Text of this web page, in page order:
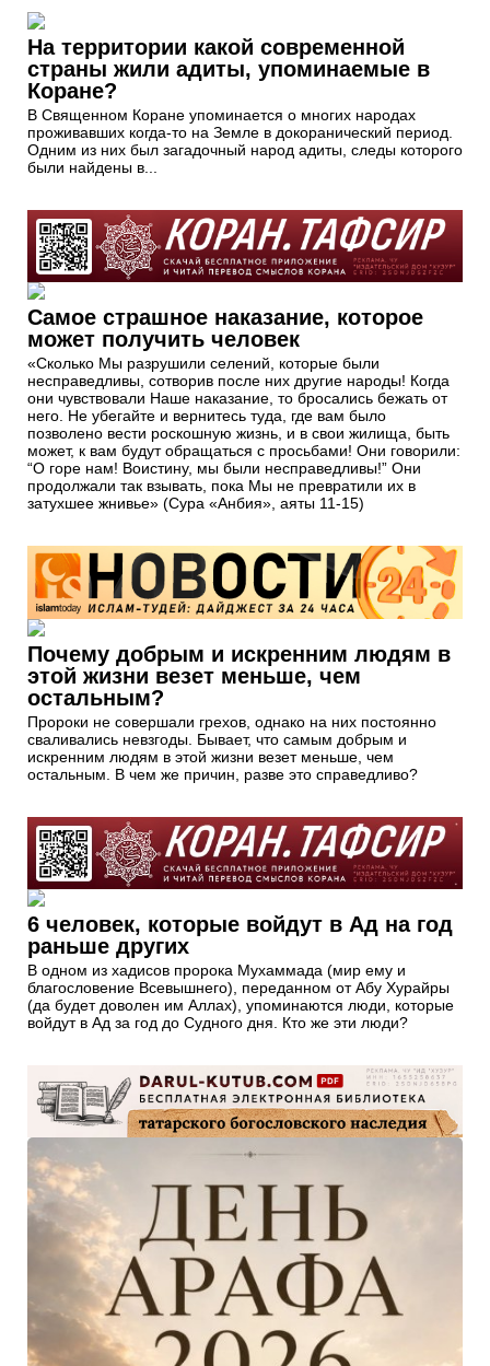
На территории какой современной
страны жили адиты, упоминаемые в
Коране?
В Священном Коране упоминается о многих народах
проживавших когда-то на Земле в докоранический период.
Одним из них был загадочный народ адиты, следы которого
были найдены в...
Самое страшное наказание, которое
может получить человек
«Сколько Мы разрушили селений, которые были
несправедливы, сотворив после них другие народы! Когда
они чувствовали Наше наказание, то бросались бежать от
него. Не убегайте и вернитесь туда, где вам было
позволено вести роскошную жизнь, и в свои жилища, быть
может, к вам будут обращаться с просьбами! Они говорили:
“О горе нам! Воистину, мы были несправедливы!” Они
продолжали так взывать, пока Мы не превратили их в
затухшее жнивье» (Сура «Анбия», аяты 11-15)
Почему добрым и искренним людям в
этой жизни везет меньше, чем
остальным?
Пророки не совершали грехов, однако на них постоянно
сваливались невзгоды. Бывает, что самым добрым и
искренним людям в этой жизни везет меньше, чем
остальным. В чем же причин, разве это справедливо?
6 человек, которые войдут в Ад на год
раньше других
В одном из хадисов пророка Мухаммада (мир ему и
благословение Всевышнего), переданном от Абу Хурайры
(да будет доволен им Аллах), упоминаются люди, которые
войдут в Ад за год до Судного дня. Кто же эти люди?